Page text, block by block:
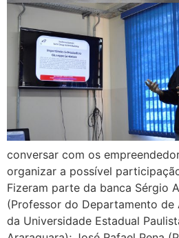
conversar com os
organizar a possível
Fizeram parte da banca Sérgio
(Professor do Departamento de
da Universidade Estadual